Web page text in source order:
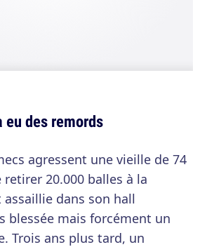
eu des remords
agressent une vieille de 74
20.000 balles à la
assaillie dans son hall
blessée mais forcément un
Trois ans plus tard, un